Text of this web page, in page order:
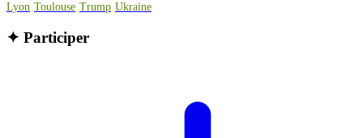
Lyon Toulouse Trump Ukraine
✦ Participer